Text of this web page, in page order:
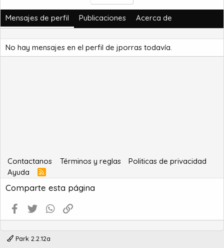
Mensajes de perfil Publicaciones Acerca de
No hay mensajes en el perfil de jporras todavía.
Contactanos Términos y reglas
Politicas de privacidad
Ayuda
R
S
S
Comparte esta página
Facebook
Twitter WhatsApp
Park 2.2.12a